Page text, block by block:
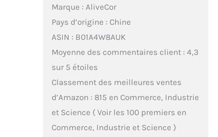
Marque : AliveCor
Pays d’origine : Chine
ASIN : B01A4W8AUK
Moyenne des commentaires client : 4,3
sur 5 étoiles
Classement des meilleures ventes
d’Amazon : 815 en Commerce, Industrie
et Science ( Voir les 100 premiers en
Commerce, Industrie et Science )